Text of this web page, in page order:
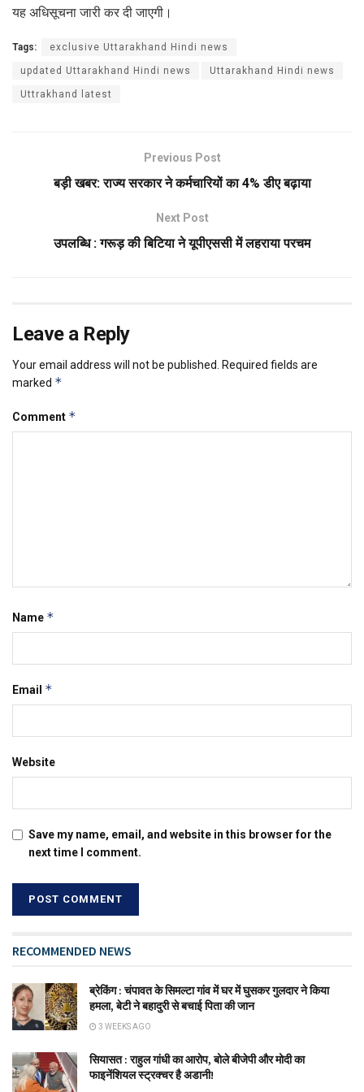
यह अधिसूचना जारी कर दी जाएगी।
Tags: exclusive Uttarakhand Hindi news
updated Uttarakhand Hindi news Uttarakhand Hindi news
Uttrakhand latest
Previous Post
बड़ी खबर: राज्य सरकार ने कर्मचारियों का 4% डीए बढ़ाया
Next Post
उपलब्धि : गरूड़ की बिटिया ने यूपीएससी में लहराया परचम
Leave a Reply
Your email address will not be published. Required fields are
marked *
Comment *
Name *
Email *
Website
Save my name, email, and website in this browser for the
next time I comment.
RECOMMENDED NEWS
ब्रेकिंग : चंपावत के सिमल्टा गांव में घर में घुसकर गुलदार ने किया
हमला, बेटी ने बहादुरी से बचाई पिता की जान
3 WEEKS AGO
सियासत : राहुल गांधी का आरोप, बोले बीजेपी और मोदी का
फाइनेंशियल स्ट्रक्चर है अडानी!